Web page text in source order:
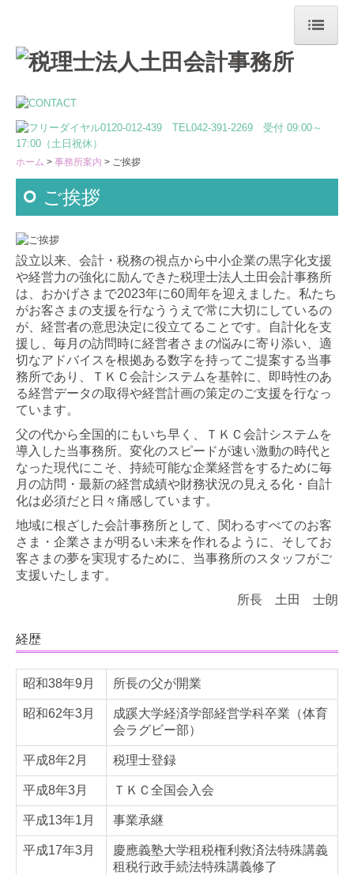
ホーム
最新情報
事務所案内
ご挨拶
事務所概要
スタッフ紹介
SDGsについて
ISOの活動
スタッフブログ
セミナー案内
法人のお客さまへ
資産防衛・相続
資産防衛
個人の方の相続
当事務所の実績紹介
採用情報
募集要項
リンク集
関与先向け融資商品ご紹介
ホーム 事務所案内 ご挨拶
ご挨拶
設立以来、会計・税務の視点から中小企業の黒字化支援
や経営力の強化に励んできた税理士法人土田会計事務所
は、おかげさまで2023年に60周年を迎えました。私たち
がお客さまの支援を行なううえで常に大切にしているの
が、経営者の意思決定に役立てることです。自計化を支
援し、毎月の訪問時に経営者さまの悩みに寄り添い、適
切なアドバイスを根拠ある数字を持ってご提案する当事
務所であり、ＴＫＣ会計システムを基幹に、即時性のあ
る経営データの取得や経営計画の策定のご支援を行なっ
ています。
父の代から全国的にもいち早く、ＴＫＣ会計システムを
導入した当事務所。変化のスピードが速い激動の時代と
なった現代にこそ、持続可能な企業経営をするために毎
月の訪問・最新の経営成績や財務状況の見える化・自計
化は必須だと日々痛感しています。
地域に根ざした会計事務所として、関わるすべてのお客
さま・企業さまが明るい未来を作れるように、そしてお
客さまの夢を実現するために、当事務所のスタッフがご
支援いたします。
所長 土田 士朗
経歴
昭和38年9月 所長の父が開業
昭和62年3月
成蹊大学経済学部経営学科卒業（体育
会ラグビー部）
平成8年2月 税理士登録
平成8年3月 ＴＫＣ全国会入会
平成13年1月 事業承継
平成17年3月
慶應義塾大学租税権利救済法特殊講義
租税行政手続法特殊講義修了